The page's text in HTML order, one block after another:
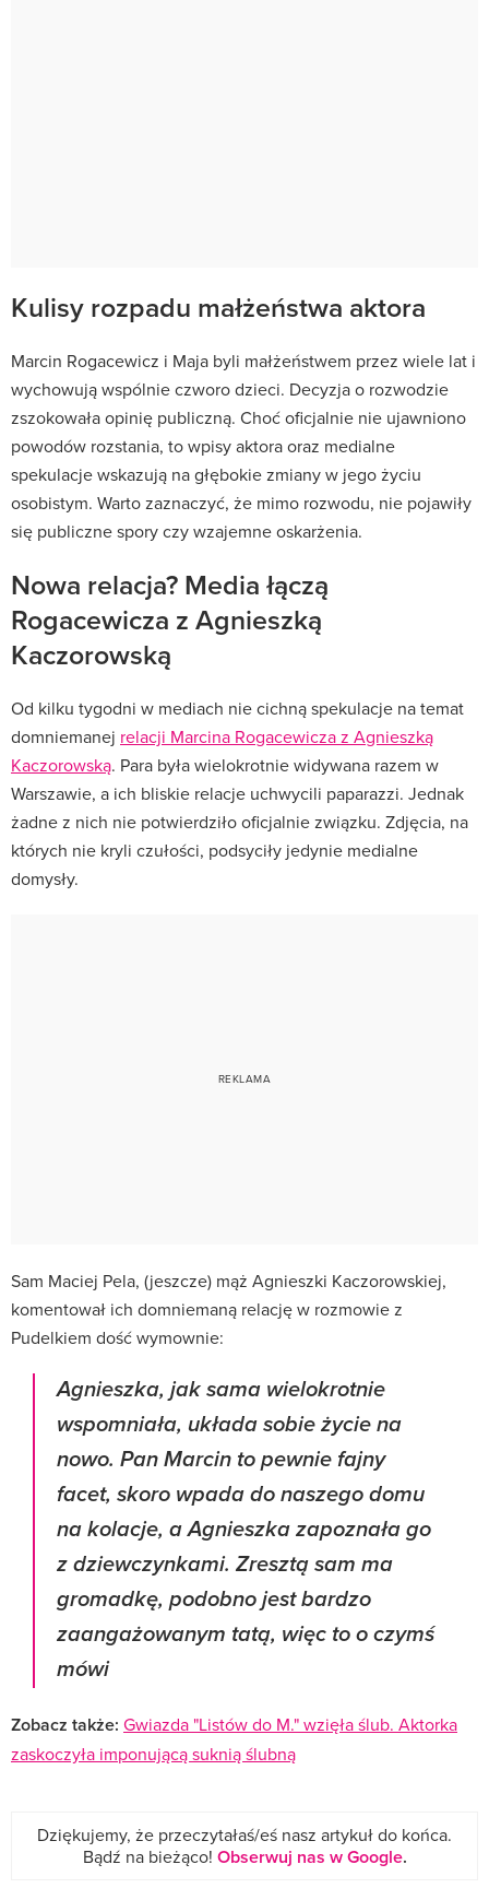
Kulisy rozpadu małżeństwa aktora
Marcin Rogacewicz i Maja byli małżeństwem przez wiele lat i
wychowują wspólnie czworo dzieci. Decyzja o rozwodzie
zszokowała opinię publiczną. Choć oficjalnie nie ujawniono
powodów rozstania, to wpisy aktora oraz medialne
spekulacje wskazują na głębokie zmiany w jego życiu
osobistym. Warto zaznaczyć, że mimo rozwodu, nie pojawiły
się publiczne spory czy wzajemne oskarżenia.
Nowa relacja? Media łączą
Rogacewicza z Agnieszką
Kaczorowską
Od kilku tygodni w mediach nie cichną spekulacje na temat
domniemanej relacji Marcina Rogacewicza z Agnieszką
Kaczorowską. Para była wielokrotnie widywana razem w
Warszawie, a ich bliskie relacje uchwycili paparazzi. Jednak
żadne z nich nie potwierdziło oficjalnie związku. Zdjęcia, na
których nie kryli czułości, podsyciły jedynie medialne
domysły.
Sam Maciej Pela, (jeszcze) mąż Agnieszki Kaczorowskiej,
komentował ich domniemaną relację w rozmowie z
Pudelkiem dość wymownie:
Agnieszka, jak sama wielokrotnie
wspomniała, układa sobie życie na
nowo. Pan Marcin to pewnie fajny
facet, skoro wpada do naszego domu
na kolacje, a Agnieszka zapoznała go
z dziewczynkami. Zresztą sam ma
gromadkę, podobno jest bardzo
zaangażowanym tatą, więc to o czymś
mówi
Zobacz także: Gwiazda "Listów do M." wzięła ślub. Aktorka
zaskoczyła imponującą suknią ślubną
Dziękujemy, że przeczytałaś/eś nasz artykuł do końca.
Bądź na bieżąco! Obserwuj nas w Google.